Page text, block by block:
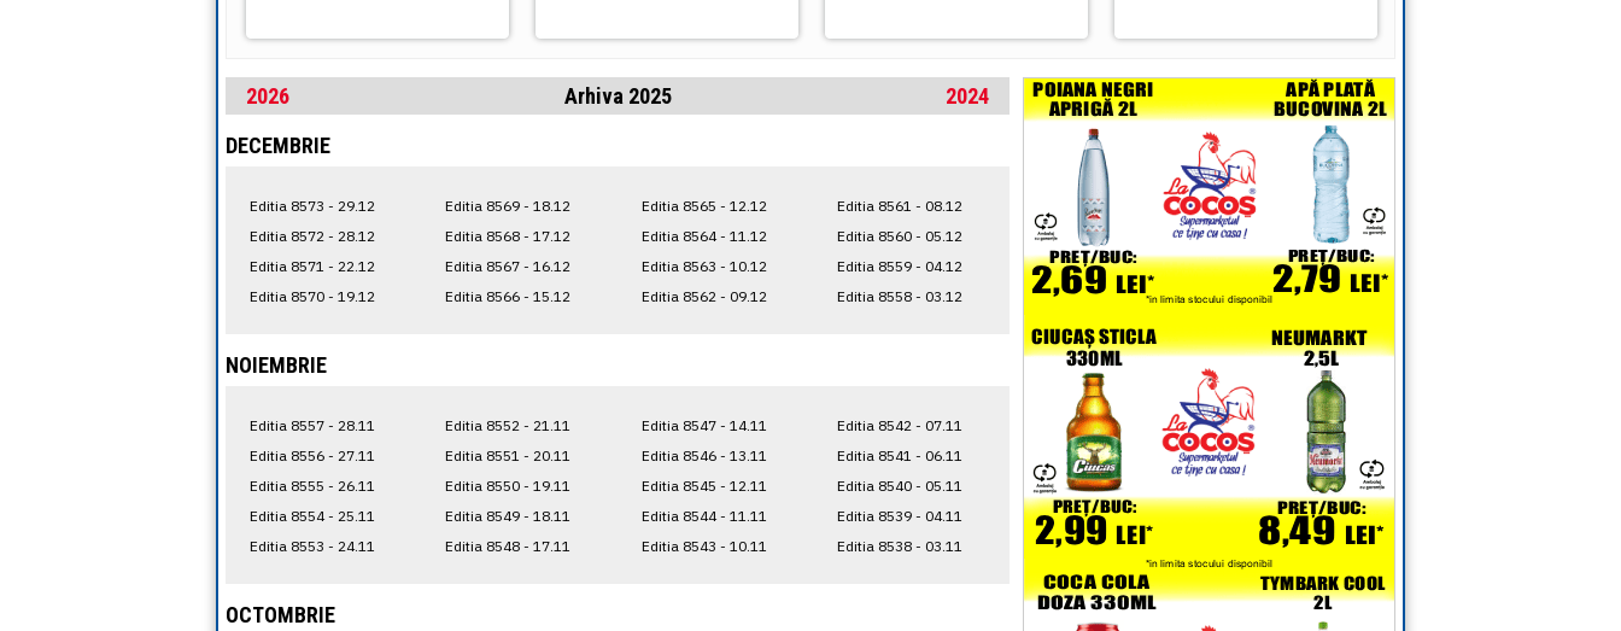
2026 2024
Arhiva 2025
DECEMBRIE
Editia 8573 - 29.12
Editia 8572 - 28.12
Editia 8571 - 22.12
Editia 8570 - 19.12
Editia 8569 - 18.12
Editia 8568 - 17.12
Editia 8567 - 16.12
Editia 8566 - 15.12
Editia 8565 - 12.12
Editia 8564 - 11.12
Editia 8563 - 10.12
Editia 8562 - 09.12
Editia 8561 - 08.12
Editia 8560 - 05.12
Editia 8559 - 04.12
Editia 8558 - 03.12
NOIEMBRIE
Editia 8557 - 28.11
Editia 8556 - 27.11
Editia 8555 - 26.11
Editia 8554 - 25.11
Editia 8553 - 24.11
Editia 8552 - 21.11
Editia 8551 - 20.11
Editia 8550 - 19.11
Editia 8549 - 18.11
Editia 8548 - 17.11
Editia 8547 - 14.11
Editia 8546 - 13.11
Editia 8545 - 12.11
Editia 8544 - 11.11
Editia 8543 - 10.11
Editia 8542 - 07.11
Editia 8541 - 06.11
Editia 8540 - 05.11
Editia 8539 - 04.11
Editia 8538 - 03.11
OCTOMBRIE